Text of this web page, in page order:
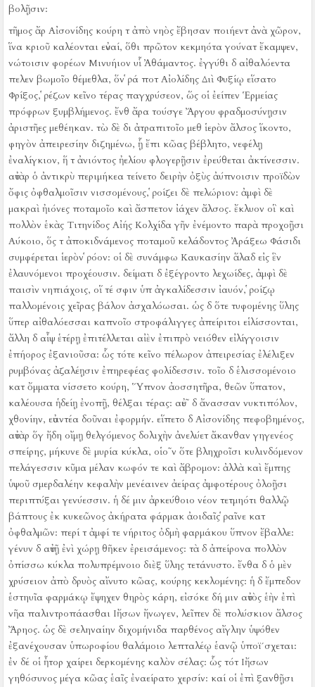
βολῇσιν:
τῆμος ἄρ Αἰσονίδης κούρη τ ἀπὸ νηὸς ἔβησαν ποιήεντ ἀνὰ χῶρον,
ἵνα κριοῦ καλέονται εὐναί, ὅθι πρῶτον κεκμηότα γούνατ ἔκαμψεν,
νώτοισιν φορέων Μινυήιον υἷ Ἀθάμαντος. ἐγγύθι δ αἰθαλόεντα
πελεν βωμοῖο θέμεθλα, ὅν ῥά ποτ Αἰολίδης Διὶ Φυξίῳ εἵσατο
Φρίξος, ῥέζων κεῖνο τέρας παγχρύσεον, ὥς οἱ ἐείπεν Ἑρμείας
πρόφρων ξυμβλήμενος. ἔνθ ἄρα τούσγε Ἄργου φραδμοσύνῃσιν
ἀριστῆες μεθέηκαν. τὼ δὲ δι ἀτραπιτοῖο μεθ ἱερὸν ἄλσος ἵκοντο,
φηγὸν ἀπειρεσίην διζημένω, ᾗ ἔπι κῶας βέβλητο, νεφέλῃ
ἐναλίγκιον, ἥ τ ἀνιόντος ἠελίου φλογερῇσιν ἐρεύθεται ἀκτίνεσσιν.
αὐτὰρ ὁ ἀντικρὺ περιμήκεα τείνετο δειρὴν ὀξὺς ἀύπνοισιν προϊδὼν
ὄφις ὀφθαλμοῖσιν νισσομένους, ῥοίζει δὲ πελώριον: ἀμφὶ δὲ
μακραὶ ἠιόνες ποταμοῖο καὶ ἄσπετον ἰάχεν ἄλσος. ἔκλυον οἳ καὶ
πολλὸν ἑκὰς Τιτηνίδος Αἰής Κολχίδα γῆν ἐνέμοντο παρὰ προχοῇσι
Αύκοιο, ὅς τ ἀποκιδνάμενος ποταμοῦ κελάδοντος Ἀράξεω Φάσιδι
συμφέρεται ἱερὸν ῥόον: οἱ δὲ συνάμφω Καυκασίην ἅλαδ εἰς ἓν
ἐλαυνόμενοι προχέουσιν. δείματι δ ἐξέγροντο λεχωίδες, ἀμφὶ δὲ
παισὶν νηπιάχοις, οἵ τέ σφιν ὑπ ἀγκαλίδεσσιν ἰαυόν, ῥοίζῳ
παλλομένοις χεῖρας βάλον ἀσχαλόωσαι. ὡς δ ὅτε τυφομένης ὕλης
ὕπερ αἰθαλόεσσαι καπνοῖο στροφάλιγγες ἀπείριτοι εἱλίσσονται,
ἄλλη δ αἶψ ἑτέρῃ ἐπιτέλλεται αἰὲν ἐπιπρὸ νειόθεν εἰλίγγοισιν
ἐπήορος ἐξανιοῦσα: ὧς τότε κεῖνο πέλωρον ἀπειρεσίας ἐλέλιξεν
ῥυμβόνας ἀζαλέῃσιν ἐπηρεφέας φολίδεσσιν. τοῖο δ ἑλισσομένοιο
κατ ὄμματα νίσσετο κούρη, Ὕπνον ἀοσσητῆρα, θεῶν ὕπατον,
καλέουσα ἡδείῃ ἐνοπῇ, θέλξαι τέρας: αὐε῀ δ ἄνασσαν νυκτιπόλον,
χθονίην, εὐαντέα δοῦναι ἐφορμήν. εἵπετο δ Αἰσονίδης πεφοβημένος,
αὐτὰρ ὅγ ἤδη οἴμῃ θελγόμενος δολιχὴν ἀνελύετ ἄκανθαν γηγενέος
σπείρης, μήκυνε δὲ μυρία κύκλα, οἱο῀ν ὅτε βληχροῖσι κυλινδόμενον
πελάγεσσιν κῦμα μέλαν κωφόν τε καὶ ἄβρομον: ἀλλὰ καὶ ἔμπης
ὑψοῦ σμερδαλέην κεφαλὴν μενέαινεν ἀείρας ἀμφοτέρους ὀλοῇσι
περιπτύξαι γενύεσσιν. ἡ δέ μιν ἀρκεύθοιο νέον τετμηότι θαλλῷ
βάπτους ἐκ κυκεῶνος ἀκήρατα φάρμακ ἀοιδαῖς ῥαῖνε κατ
ὀφθαλμῶν: περί τ ἀμφί τε νήριτος ὀδμὴ φαρμάκου ὕπνον ἔβαλλε:
γένυν δ αὐτῇ ἐνὶ χώρῃ θῆκεν ἐρεισάμενος: τὰ δ ἀπείρονα πολλὸν
ὀπίσσω κύκλα πολυπρέμνοιο διὲξ ὕλης τετάνυστο. ἔνθα δ ὁ μὲν
χρύσειον ἀπὸ δρυὸς αἴνυτο κῶας, κούρης κεκλομένης: ἡ δ ἔμπεδον
ἑστηυῖα φαρμάκῳ ἔψηχεν θηρὸς κάρη, εἰσόκε δή μιν αὐτὸς ἑὴν ἐπὶ
νῆα παλιντροπάασθαι Ιἤσων ἤνωγεν, λεῖπεν δὲ πολύσκιον ἄλσος
Ἄρηος. ὡς δὲ σεληναίην διχομήνιδα παρθένος αἴγλην ὑψόθεν
ἐξανέχουσαν ὑπωροφίου θαλάμοιο λεπταλέῳ ἑανῷ ὑποϊ´σχεται:
ἐν δέ οἱ ἦτορ χαίρει δερκομένης καλὸν σέλας: ὧς τότ Ιἤσων
γηθόσυνος μέγα κῶας ἑαῖς ἐναείρατο χερσίν: καί οἱ ἐπὶ ξανθῇσι